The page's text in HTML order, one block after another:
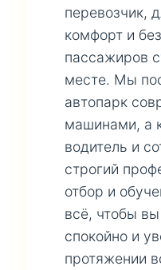
перевозчик,
комфорт и
пассажиров
месте. Мы
автопарк
машинами, а
водитель и
строгий
отбор и
всё, чтобы
спокойно и
протяжении